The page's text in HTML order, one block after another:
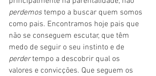
perdemos tempo a buscar quem somos
como pais. Encontramos hoje pais que
não se conseguem escutar, que têm
medo de seguir o seu instinto e de
perder tempo a descobrir qual os
valores e convicções. Que seguem os